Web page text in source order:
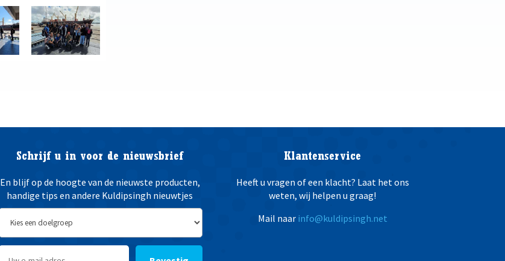
Schrijf u in voor de nieuwsbrief
En blijf op de hoogte van de nieuwste producten,
handige tips en andere Kuldipsingh nieuwtjes
Klantenservice
Heeft u vragen of een klacht? Laat het ons
weten, wij helpen u graag!
Mail naar info@kuldipsingh.net